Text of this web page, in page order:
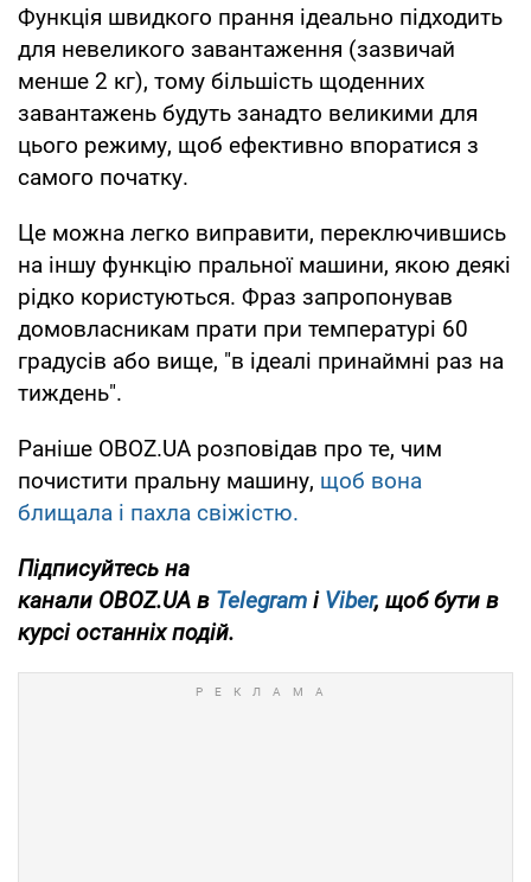
Функція швидкого прання ідеально підходить
для невеликого завантаження (зазвичай
менше 2 кг), тому більшість щоденних
завантажень будуть занадто великими для
цього режиму, щоб ефективно впоратися з
самого початку.
Це можна легко виправити, переключившись
на іншу функцію пральної машини, якою деякі
рідко користуються. Фраз запропонував
домовласникам прати при температурі 60
градусів або вище, "в ідеалі принаймні раз на
тиждень".
Раніше OBOZ.UA розповідав про те, чим
почистити пральну машину, щоб вона
блищала і пахла свіжістю.
Підписуйтесь на
канали OBOZ.UA в Telegram і Viber, щоб бути в
курсі останніх подій.